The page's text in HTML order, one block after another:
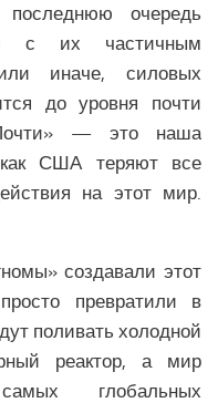
очередь
с их частичным
иначе, силовых
до уровня почти
— это наша
США теряют все
на этот мир.
создавали этот
превратили в
поливать холодной
реактор, а мир
глобальных